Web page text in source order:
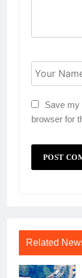
Save my
browser for
Related